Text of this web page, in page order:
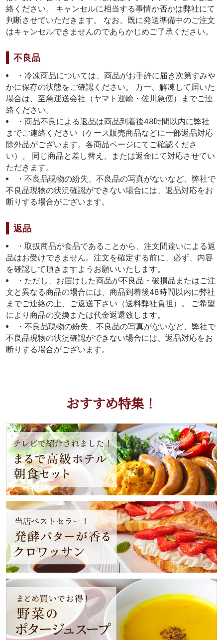
絡ください。 キャンセルに相当する事情か否かは弊社にて
判断させていただきます。 なお、既に発送準備中のご注文
はキャンセルできませんのであらかじめご了承ください。
不良品
・冷凍商品については、商品がお手許に届き次第すみや
かに保存の状態をご確認ください。 万一、解凍して届いた
場合は、至急運送会社（ヤマト運輸・佐川急便）までご連
絡ください。
・商品不良による返品は商品到着後48時間以内に弊社
までご連絡ください（ケース販売商品などに一部返品対応
除外品がございます。各商品ページにてご確認くださ
い）。 同じ商品と差し替え、または返金にて対応させてい
ただきます。
・不良品現物の紛失、不良品の写真がないなど、弊社で
不良品現物の状況確認ができない場合には、返品対応をお
断りする場合がございます。
返品
・取扱商品が食品であることから、注文間違いによる返
品はお受けできません。注文を確定する前に、必ず、内容
を確認して頂きますようお願いいたします。
・ただし、お届けした商品が不良品・破損品またはご注
文と異なる商品の場合には、商品到着後48時間以内に弊社
までご連絡の上、ご返送下さい（送料弊社負担）。 ご希望
により商品の交換または代金返還致します。
・不良品現物の紛失、不良品の写真がないなど、弊社で
不良品現物の状況確認ができない場合には、返品対応をお
断りする場合がございます。
おすすめ特集！